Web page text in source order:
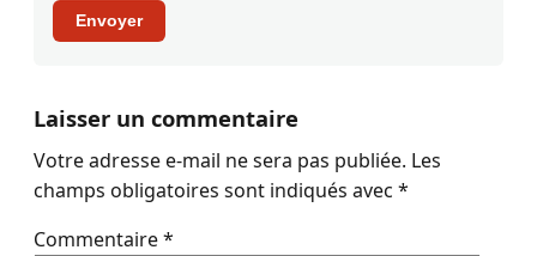
Envoyer
Laisser un commentaire
Votre adresse e-mail ne sera pas publiée. Les
champs obligatoires sont indiqués avec *
Commentaire*